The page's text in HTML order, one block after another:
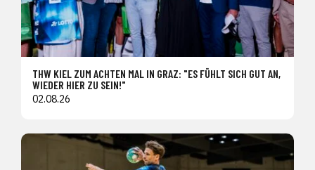
THW KIEL ZUM ACHTEN MAL IN GRAZ: "ES FÜHLT SICH GUT AN,
WIEDER HIER ZU SEIN!"
02.08.26